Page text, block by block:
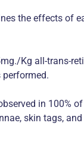
the effects of
Kg all-trans-
in 100%
skin tags,